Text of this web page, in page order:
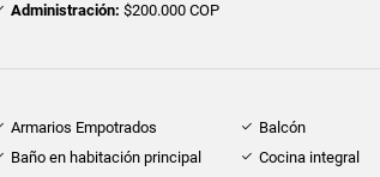
Administración: $200.000 COP
Armarios Empotrados
Balcón
Baño en habitación principal
Cocina integral